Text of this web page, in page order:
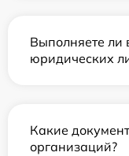
Выполняете ли
юридических
Какие
организаций?